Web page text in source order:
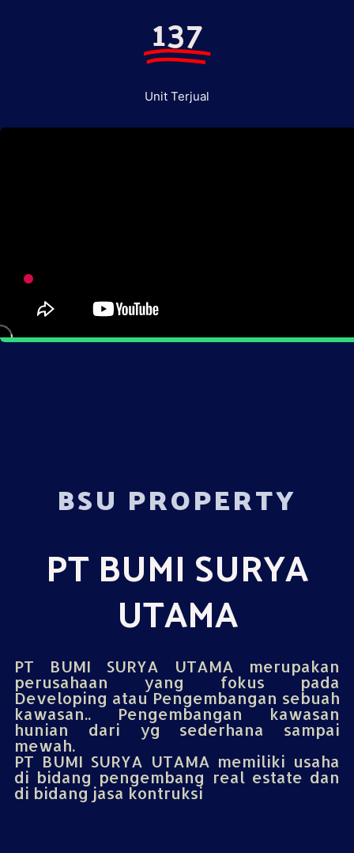
137
Unit Terjual
BSU PROPERTY
PT BUMI SURYA
UTAMA
PT BUMI SURYA UTAMA merupakan
perusahaan yang fokus pada
Developing atau Pengembangan sebuah
kawasan.. Pengembangan kawasan
hunian dari yg sederhana sampai
mewah.
PT BUMI SURYA UTAMA memiliki usaha
di bidang pengembang real estate dan
di bidang jasa kontruksi